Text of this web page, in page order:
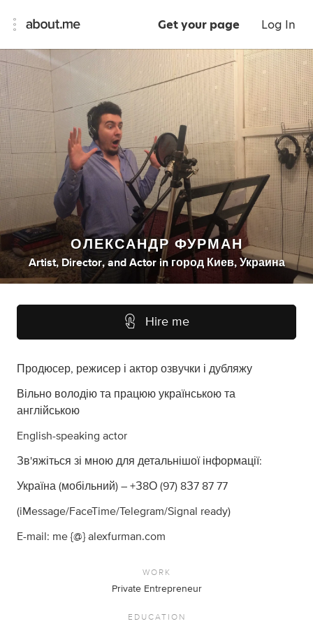
Get your page Log In
ОЛЕКСАНДР ФУРМАН
Artist, Director, and Actor in город Киев, Украина
Hire me
Продюсер, режисер і актор озвучки і дубляжу
Вільно володію та працюю українською та
англійською
English-speaking actor
Зв'яжіться зі мною для детальнішої інформації:
Україна (мобільний) – +З8О (97) 8З7 87 77
(iMessage/FaceTime/Telegram/Signal ready)
E-mail: me {@} alexfurman.com
WORK
Private Entrepreneur
EDUCATION